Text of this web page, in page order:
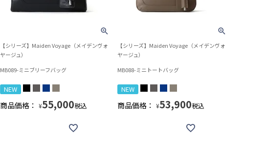
【シリーズ】Maiden Voyage（メイデンヴォ
ヤージュ）
MB089-ミニブリーフバッグ
NEW
商品価格： ¥55,000税込
【シリーズ】Maiden Voyage（メイデンヴォ
ヤージュ）
MB088-ミニトートバッグ
NEW
商品価格： ¥53,900税込